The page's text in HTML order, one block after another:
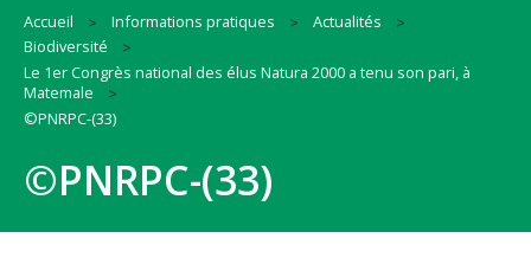
Accueil Informations pratiques
Actualités
Biodiversité
Le 1er Congrès national des élus Natura 2000 a tenu son pari, à
Matemale
©PNRPC-(33)
©PNRPC-(33)